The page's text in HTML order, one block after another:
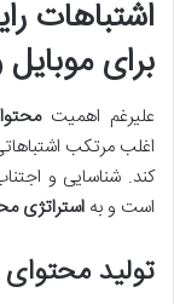
اشتباهات
برای
علیرغم اهمیت
اغلب مرتکب
کند. شناسایی و
است و به استراتژی
تولید